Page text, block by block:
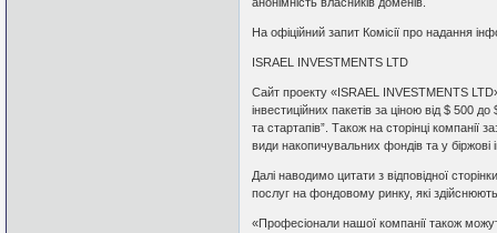
На офіційний запит Комісії про надання
ISRAEL INVESTMENTS LTD
Сайт проекту «ISRAEL INVESTMENTS
інвестиційних пакетів за ціною від $ 500
та стартапів”. Також на сторінці компанії
види накопичувальних фондів та у біржові
Далі наводимо цитати з відповідної
послуг на фондовому ринку, які
«Професіонали нашої компанії також